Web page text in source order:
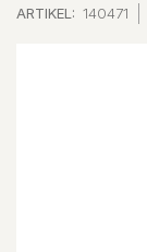
ARTIKEL: 140471